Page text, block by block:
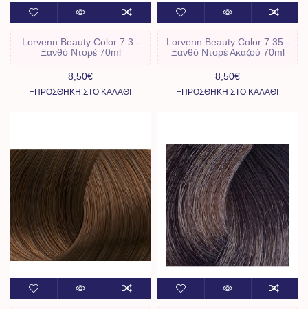
Lorvenn Beauty Color 7.3 -
Ξανθό Ντορέ 70ml
8,50€
+ΠΡΟΣΘΉΚΗ ΣΤΟ ΚΑΛΆΘΙ
Lorvenn Beauty Color 7.35 -
Ξανθό Ντορέ Ακαζού 70ml
8,50€
+ΠΡΟΣΘΉΚΗ ΣΤΟ ΚΑΛΆΘΙ